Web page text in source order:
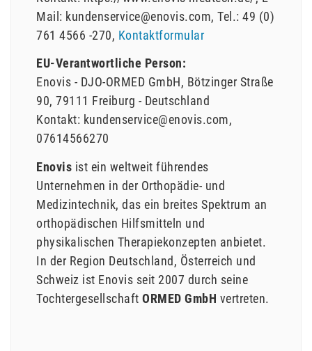
Mail: kundenservice@enovis.com Tel.: 49 (0)
761 4566 -270 Kontaktformular
EU-Verantwortliche Person:
Enovis - DJO-ORMED GmbH Bötzinger Straße
90 79111 Freiburg
Deutschland
Kontakt: kundenservice@enovis.com
07614566270
Enovis ist ein weltweit führendes
Unternehmen in der Orthopädie- und
Medizintechnik, das ein breites Spektrum an
orthopädischen Hilfsmitteln und
physikalischen Therapiekonzepten anbietet.
In der Region Deutschland, Österreich und
Schweiz ist Enovis seit 2007 durch seine
Tochtergesellschaft ORMED GmbH vertreten.